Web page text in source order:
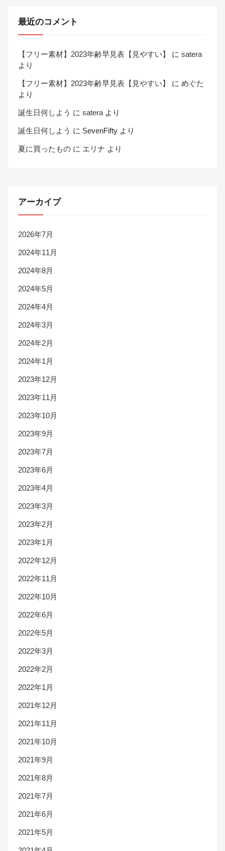
最近のコメント
【フリー素材】2023年齢早見表【見やすい】 に satera
より
【フリー素材】2023年齢早見表【見やすい】 に めぐた
より
誕生日何しよう に satera より
誕生日何しよう に SevenFifty より
夏に買ったもの に エリナ より
アーカイブ
2026年7月
2024年11月
2024年8月
2024年5月
2024年4月
2024年3月
2024年2月
2024年1月
2023年12月
2023年11月
2023年10月
2023年9月
2023年7月
2023年6月
2023年4月
2023年3月
2023年2月
2023年1月
2022年12月
2022年11月
2022年10月
2022年6月
2022年5月
2022年3月
2022年2月
2022年1月
2021年12月
2021年11月
2021年10月
2021年9月
2021年8月
2021年7月
2021年6月
2021年5月